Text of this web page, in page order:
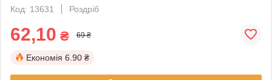
Код: 13631
Роздріб
62,10 ₴ 69 ₴
Економія 6.90 ₴